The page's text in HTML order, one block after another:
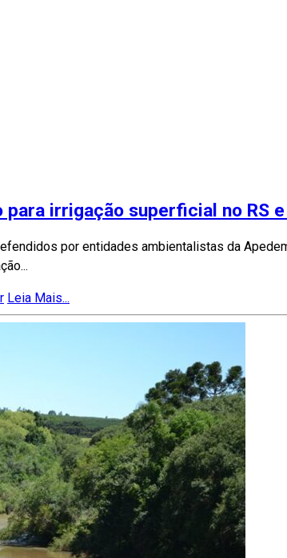
irrigação superficial no RS
por entidades ambientalistas da
Leia Mais...